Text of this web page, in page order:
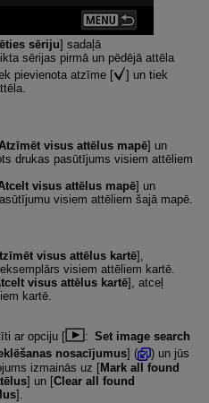
sēriju] sadaļā
sērijas pirmā un pēdējā attēla
pievienota atzīme [
] un tiek
visus attēlus mapē] un
drukas pasūtījums visiem attēliem
visus attēlus mapē] un
visiem attēliem šajā mapē.
visus attēlus kartē],
visiem attēliem kartē.
visus attēlus kartē], atceļ
kartē.
ar opciju [ : Set image search
nosacījumus] (
) un jūs
izmainās uz [Mark all found
] un [Clear all found
].